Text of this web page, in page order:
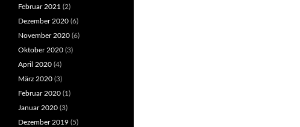
Februar 2021 (2)
Dezember 2020 (6)
November 2020 (6)
Oktober 2020 (3)
April 2020 (4)
März 2020 (3)
Februar 2020 (1)
Januar 2020 (3)
Dezember 2019 (5)